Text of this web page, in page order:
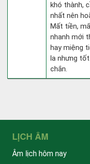
khó thành,
nhất nên
Mất tiền,
nhanh mới
hay miệng
la nhưng
chắn.
LỊCH ÂM
Âm lịch hôm nay